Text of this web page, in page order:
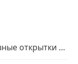
Позитивные открытки цветы